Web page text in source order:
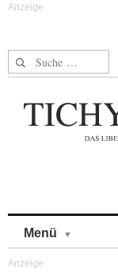
Suche nach:
Menü